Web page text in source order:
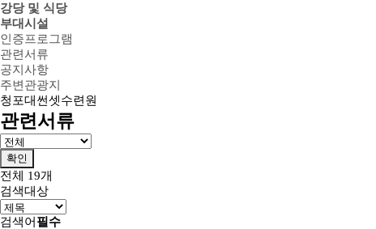
강당 및 식당
부대시설
인증프로그램
관련서류
공지사항
주변관광지
청포대썬셋수련원
관련서류
전체 19개
검색대상
검색어 필수